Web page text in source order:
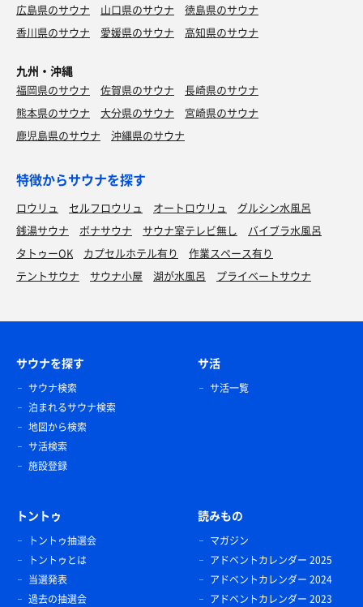
広島県のサウナ
山口県のサウナ
徳島県のサウナ
香川県のサウナ
愛媛県のサウナ 高知県のサウナ
九州・沖縄
福岡県のサウナ 佐賀県のサウナ
長崎県のサウナ
熊本県のサウナ
大分県のサウナ
宮崎県のサウナ
鹿児島県のサウナ
沖縄県のサウナ
特徴からサウナを探す
ロウリュ セルフロウリュ オートロウリュ
グルシン水風呂
銭湯サウナ
ボナサウナ サウナ室テレビ無し
バイブラ水風呂
タトゥーOK
カプセルホテル有り
作業スペース有り
テントサウナ
サウナ小屋 湖が水風呂 プライベートサウナ
サウナを探す
サウナ検索
泊まれるサウナ検索
地図から検索
サ活検索
施設登録
サ活
サ活一覧
トントゥ
トントゥ抽選会
トントゥとは
当選発表
過去の抽選会
読みもの
マガジン
アドベントカレンダー 2025
アドベントカレンダー 2024
アドベントカレンダー 2023